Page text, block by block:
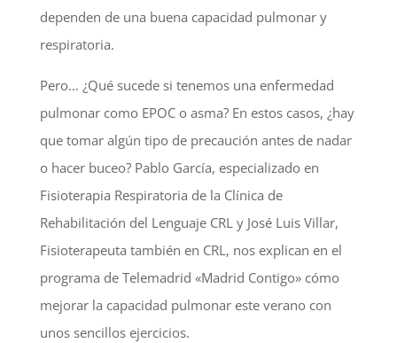
dependen de una buena capacidad pulmonar y
respiratoria.
Pero… ¿Qué sucede si tenemos una enfermedad
pulmonar como EPOC o asma? En estos casos, ¿hay
que tomar algún tipo de precaución antes de nadar
o hacer buceo? Pablo García, especializado en
Fisioterapia Respiratoria de la Clínica de
Rehabilitación del Lenguaje CRL y José Luis Villar,
Fisioterapeuta también en CRL, nos explican en el
programa de Telemadrid «Madrid Contigo» cómo
mejorar la capacidad pulmonar este verano con
unos sencillos ejercicios.